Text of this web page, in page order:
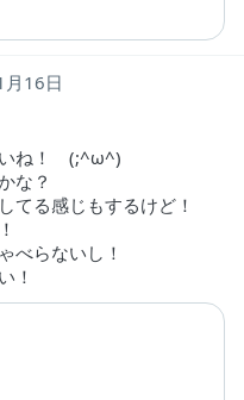
月16日
いね！ (;^ω^)
な？
てる感じもするけど！
べらないし！
！